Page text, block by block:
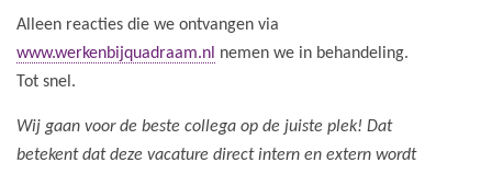
Alleen reacties die we ontvangen via
www.werkenbijquadraam.nl nemen we in behandeling.
Tot snel.
Wij gaan voor de beste collega op de juiste plek! Dat
betekent dat deze vacature direct intern en extern wordt